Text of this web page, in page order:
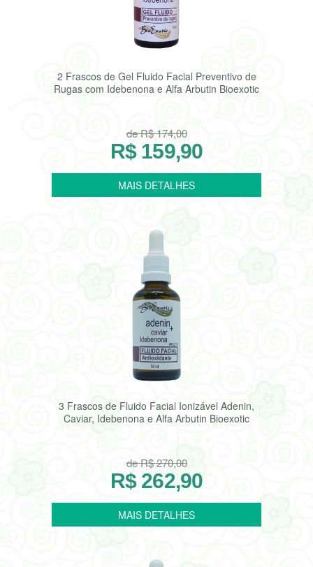
2 Frascos de Gel Fluido Facial Preventivo de
Rugas com Idebenona e Alfa Arbutin Bioexotic
de R$ 174,00
R$ 159,90
3 Frascos de Fluido Facial Ionizável Adenin,
Caviar, Idebenona e Alfa Arbutin Bioexotic
de R$ 270,00
R$ 262,90